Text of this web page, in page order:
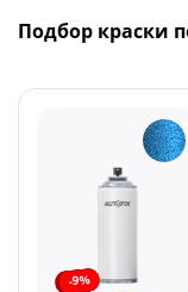
Подбор краски
-9%